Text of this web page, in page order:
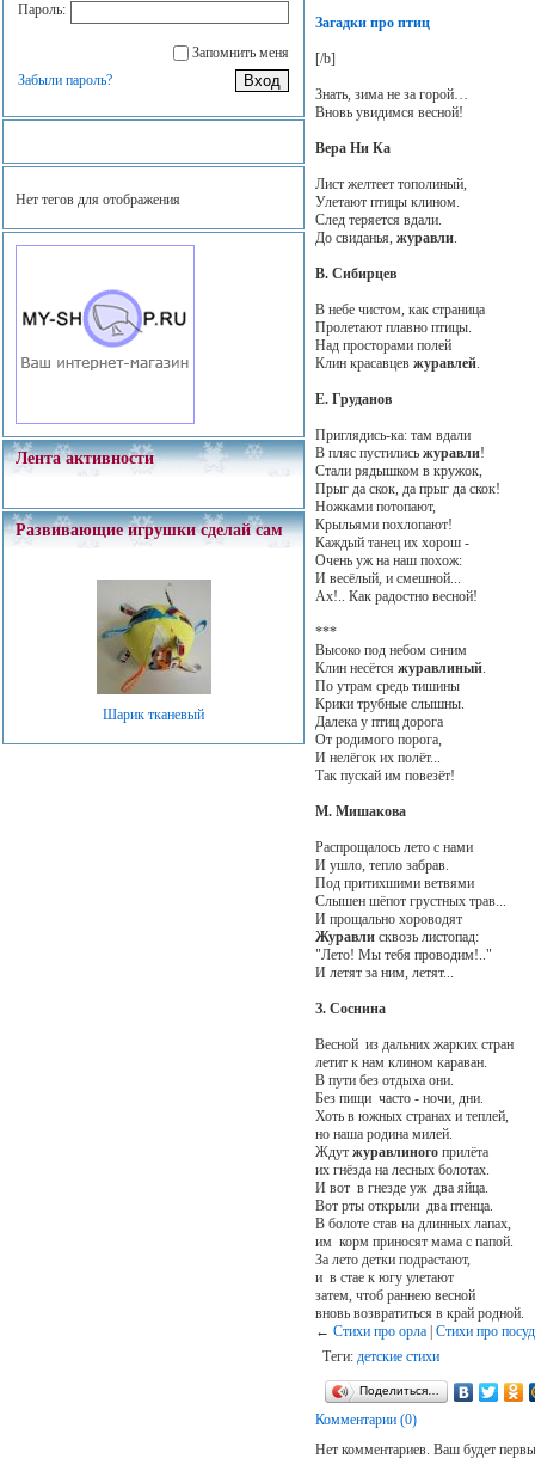
Пароль:
Запомнить меня
Забыли пароль?
Нет тегов для отображения
Лента активности
Развивающие игрушки сделай сам
Шарик тканевый
Загадки про птиц
[/b]
Знать, зима не за горой…
Вновь увидимся весной!
Вера Ни Ка
Лист желтеет тополиный,
Улетают птицы клином.
След теряется вдали.
До свиданья, журавли.
В. Сибирцев
В небе чистом, как страница
Пролетают плавно птицы.
Над просторами полей
Клин красавцев журавлей.
Е. Груданов
Приглядись-ка: там вдали
В пляс пустились журавли!
Стали рядышком в кружок,
Прыг да скок, да прыг да скок!
Ножками потопают,
Крыльями похлопают!
Каждый танец их хорош -
Очень уж на наш похож:
И весёлый, и смешной...
Ах!.. Как радостно весной!
***
Высоко под небом синим
Клин несётся журавлиный.
По утрам средь тишины
Крики трубные слышны.
Далека у птиц дорога
От родимого порога,
И нелёгок их полёт...
Так пускай им повезёт!
М. Мишакова
Распрощалось лето с нами
И ушло, тепло забрав.
Под притихшими ветвями
Слышен шёпот грустных трав...
И прощально хороводят
Журавлисквозь листопад:
"Лето! Мы тебя проводим!.."
И летят за ним, летят...
З. Соснина
Весной из дальних жарких стран
летит к нам клином караван.
В пути без отдыха они.
Без пищи часто - ночи, дни.
Хоть в южных странах и теплей,
но наша родина милей.
Ждут журавлиногоприлёта
их гнёзда на лесных болотах.
И вот в гнезде уж два яйца.
Вот рты открыли два птенца.
В болоте став на длинных лапах,
им корм приносят мама с папой.
За лето детки подрастают,
и в стае к югу улетают
затем, чтоб раннею весной
вновь возвратиться в край родной.
← Стихи про орла| Стихи про
Теги: детские стихи
Поделиться…
Комментарии (0)
Нет комментариев. Ваш будет